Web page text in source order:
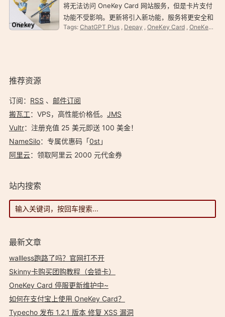
将无法访问 OneKey Card 网站服务，但是卡片支付
功能不受影响。更新将引入新功能，服务将更安全和
灵活。 官方公告截图： 点击查看更多 OneKey Card
Tags: ChatGPT Plus, Depay , OneKey Card, OneKey Card 常见问题
推荐资源
订阅： RSS 、 邮件订阅
搬瓦工：VPS，高性能价格低。️ JMS
Vultr：注册充值 25 美元即送 100 美金！
NameSilo：专属优惠码「0st」
阿里云：领取阿里云 2000 元代金券
站内搜索
最新文章
wallless跑路了吗？官网打不开
Skinny卡购买团购教程（会锁卡）
OneKey Card 停服更新维护中~
如何在支付宝上使用 OneKey Card？
Typecho 发布 1.2.1 版本 修复 XSS 漏洞